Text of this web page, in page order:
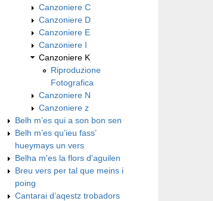
Canzoniere C
Canzoniere D
Canzoniere E
Canzoniere I
Canzoniere K
Riproduzione
Fotografica
Canzoniere N
Canzoniere z
Belh m’es qui a son bon sen
Belh m’es qu’ieu fass’
hueymays un vers
Belha m'es la flors d'aguilen
Breu vers per tal que meins i
poing
Cantarai d’aqestz trobadors